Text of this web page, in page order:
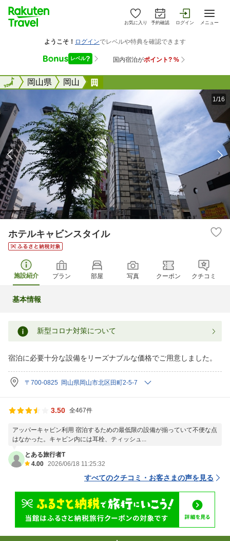
お気に入り 予約確認 ログイン メニュー
全国岡山県 岡山
全国
1/16
ホテルキャビンスタイル
施設紹介 プラン 部屋 写真 クーポン クチコミ
基本情報
新型コロナ対策について
宿泊に必要十分な設備をリーズナブルな価格でご用意しました。
〒700-0825 岡山県岡山市北区田町2-5-7
3.50 全467件
アッパーキャビン利用 宿泊するための最低限の設備が揃っていて不便な点
はなかった。キャビン内には耳栓、ティッシュ...
とある旅行者T
4.00 2026/06/18 11:25:32
すべてのクチコミ・お客さまの声を見る